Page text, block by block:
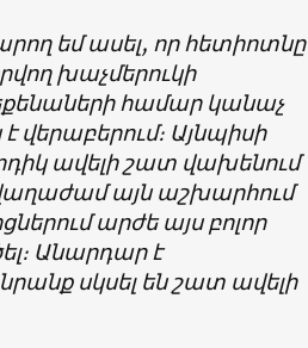
եմ ասել, որ հետիոտնը
խաչմերուկի
համար կանաչ
վերաբերում։ Այնպիսի
ավելի շատ վախենում
այն աշխարհում
արժե այս բոլոր
Անարդար է
սկսել են շատ ավելի